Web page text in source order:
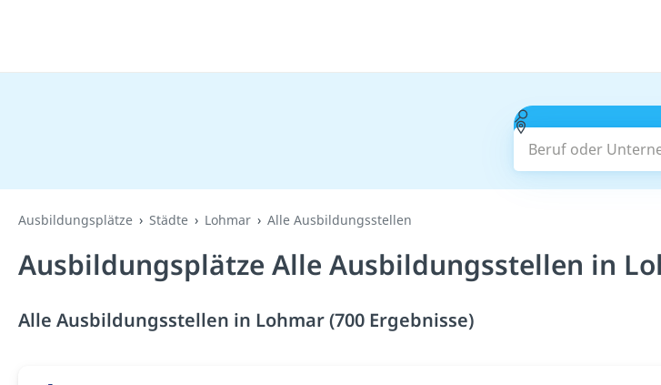
Beruf oder
Ausbildungsplätze Städte Lohmar Alle Ausbildungsstellen
Ausbildungsplätze Alle Ausbildungsstellen in
Alle Ausbildungsstellen in Lohmar (700 Ergebnisse)